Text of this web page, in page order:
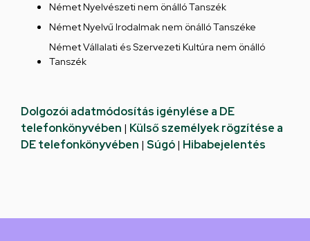
Német Nyelvészeti nem önálló Tanszék
Német Nyelvű Irodalmak nem önálló Tanszéke
Német Vállalati és Szervezeti Kultúra nem önálló
Tanszék
Dolgozói adatmódosítás igénylése a DE
telefonkönyvében | Külső személyek rögzítése a
DE telefonkönyvében | Súgó| Hibabejelentés